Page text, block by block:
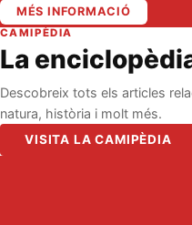
MÉS INFORMACIÓ
CAMIPÈDIA
La
Descobreix tots els articles
natura, història i molt més.
VISITA LA CAMIPÈDIA